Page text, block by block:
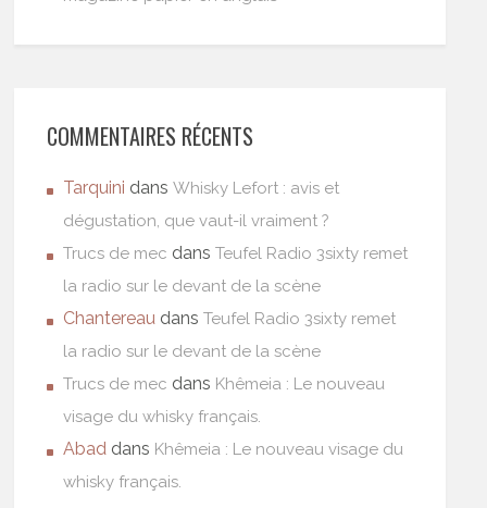
COMMENTAIRES RÉCENTS
Tarquini dansWhisky Lefort : avis et
dégustation, que vaut-il vraiment ?
Trucs de mec dansTeufel Radio 3sixty remet
la radio sur le devant de la scène
Chantereau dansTeufel Radio 3sixty remet
la radio sur le devant de la scène
Trucs de mec dans Khêmeia : Le nouveau
visage du whisky français.
Abad dans Khêmeia : Le nouveau visage du
whisky français.